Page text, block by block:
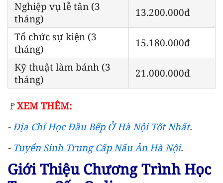
Nghiệp vụ lễ tân (3
tháng)
13.200.000đ
Tổ chức sự kiện (3
tháng)
15.180.000đ
Kỹ thuật làm bánh (3
tháng)
21.000.000đ
🚩XEM THÊM:
- Địa Chỉ Học Đầu Bếp Ở Hà Nội Tốt Nhất.
- Tuyển Sinh Trung Cấp Nấu Ăn Hà Nội.
Giới Thiệu Chương Trình Học